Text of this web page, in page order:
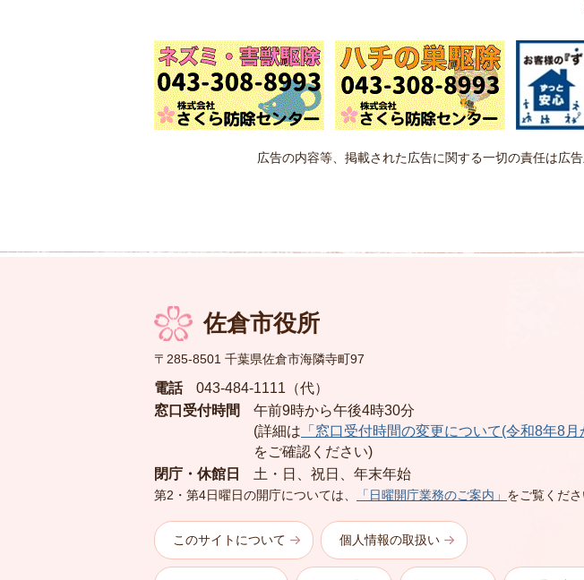
広告の内容等、掲載された広告に関する一切の責任は広
佐倉市役所
〒285-8501 千葉県佐倉市海隣寺町97
電話
043-484-1111（代）
窓口受付時間
午前9時から午後4時30分
(詳細は 「窓口受付時間の変更について(令和8年8月
をご確認ください)
閉庁・休館日
土・日、祝日、年末年始
第2・第4日曜日の開庁については、 「日曜開庁業務のご案内」 をご覧くださ
このサイトについて 個人情報の取扱い